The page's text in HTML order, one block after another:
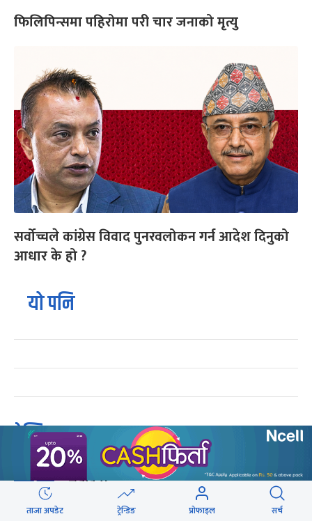
फिलिपिन्समा पहिरोमा परी चार जनाको मृत्यु
सर्वोच्चले कांग्रेस विवाद पुनरवलोकन गर्न आदेश दिनुको
आधार के हो ?
यो पनि
ट्रेन्डिङ
१
संसद्को रोष्ट्रमबाटै गृहमन्त्रीले दिए प्रश्न नगर्न
चेतावनी
ताजा अपडेट ट्रेन्डिङ प्रोफाइल सर्च